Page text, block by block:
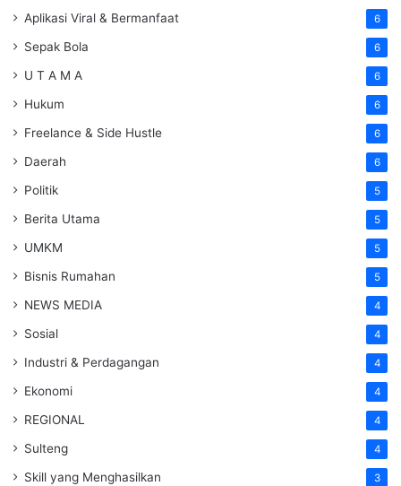
Aplikasi Viral & Bermanfaat 6
Sepak Bola 6
U T A M A 6
Hukum 6
Freelance & Side Hustle 6
Daerah 6
Politik 5
Berita Utama 5
UMKM 5
Bisnis Rumahan 5
NEWS MEDIA 4
Sosial 4
Industri & Perdagangan 4
Ekonomi 4
REGIONAL 4
Sulteng 4
Skill yang Menghasilkan 3